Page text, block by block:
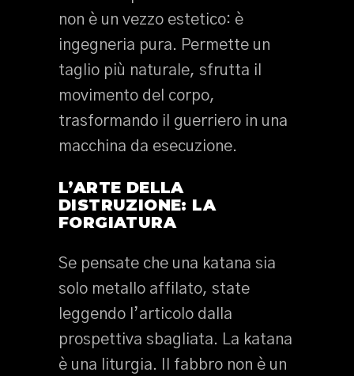
non è un vezzo estetico: è
ingegneria pura. Permette un
taglio più naturale, sfrutta il
movimento del corpo,
trasformando il guerriero in una
macchina da esecuzione.
L’ARTE DELLA
DISTRUZIONE: LA
FORGIATURA
Se pensate che una katana sia
solo metallo affilato, state
leggendo l’articolo dalla
prospettiva sbagliata. La katana
è una liturgia. Il fabbro non è un